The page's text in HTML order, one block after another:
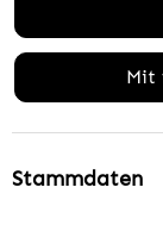
Mit
Stammdaten